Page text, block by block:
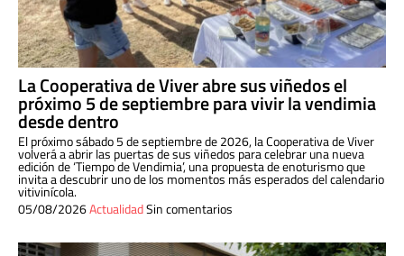
La Cooperativa de Viver abre sus viñedos el
próximo 5 de septiembre para vivir la vendimia
desde dentro
El próximo sábado 5 de septiembre de 2026, la Cooperativa de Viver
volverá a abrir las puertas de sus viñedos para celebrar una nueva
edición de ‘Tiempo de Vendimia’, una propuesta de enoturismo que
invita a descubrir uno de los momentos más esperados del calendario
vitivinícola.
05/08/2026ActualidadSin comentarios